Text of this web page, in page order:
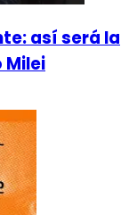
así será la
Milei